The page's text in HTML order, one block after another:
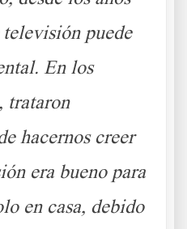
televisión puede
En los
trataron
hacernos creer
era bueno para
en casa, debido